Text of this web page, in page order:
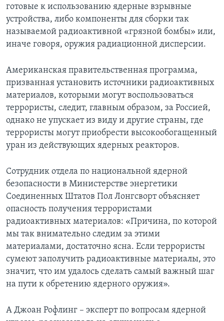
готовые к использованию ядерные взрывные
устройства, либо компоненты для сборки так
называемой радиоактивной «грязной бомбы» или,
иначе говоря, оружия радиационной дисперсии.
Американская правительственная программа,
призванная установить источники радиоактивных
материалов, которыми могут воспользоваться
террористы, следит, главным образом, за Россией,
однако не упускает из виду и другие страны, где
террористы могут приобрести высокообогащенный
уран из действующих ядерных реакторов.
Сотрудник отдела по национальной ядерной
безопасности в Министерстве энергетики
Соединенных Штатов Пол Лонгсворт объясняет
опасность получения террористами
радиоактивных материалов: «Причина, по которой
мы так внимательно следим за этими
материалами, достаточно ясна. Если террористы
сумеют заполучить радиоактивные материалы, это
значит, что им удалось сделать самый важный шаг
на пути к обретению ядерного оружия».
A Джоан Рофлинг – эксперт по вопросам ядерной